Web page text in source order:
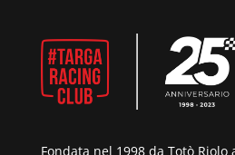
Fondata nel 1998 da Totò Riolo